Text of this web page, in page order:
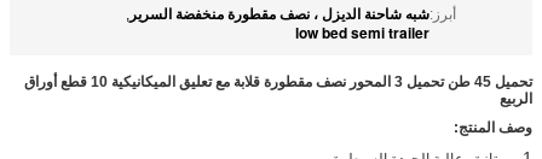
أبرز:شبه شاحنة الديزل ، نصف مقطورة منخفضة السرير ,
low bed semi trailer
تحميل 45 طن تحميل 3 المحور نصف مقطورة قلابة مع تعليق الميكانيكية 10 قطع أوراق
الربيع
وصف المنتج: